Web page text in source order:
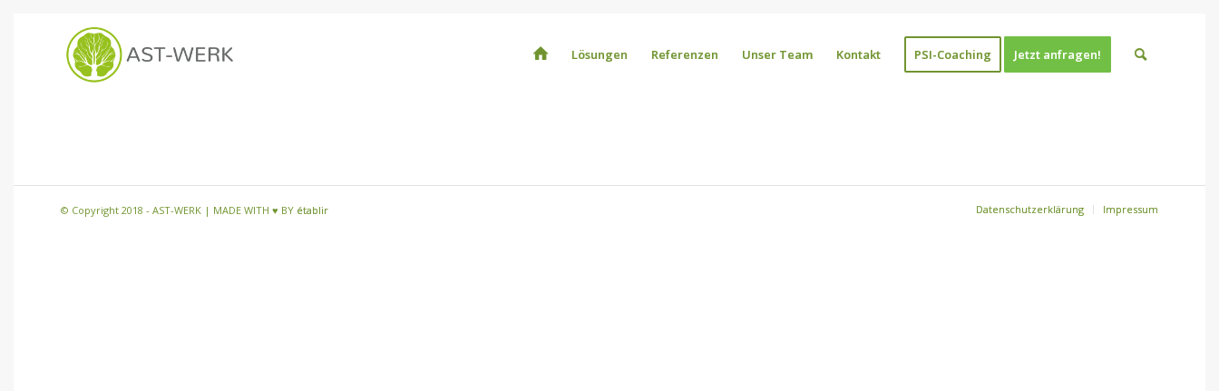
Lösungen Referenzen Unser Team Kontakt PSI-Coaching Jetzt anfragen!
© Copyright 2018 - AST-WERK | MADE WITH ♥ BY établir Datenschutzerklärung Impressum